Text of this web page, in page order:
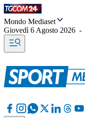
Mondo Mediaset
Giovedì 6 Agosto 2026 -